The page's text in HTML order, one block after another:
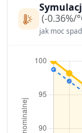
(-0.36%/
jak moc